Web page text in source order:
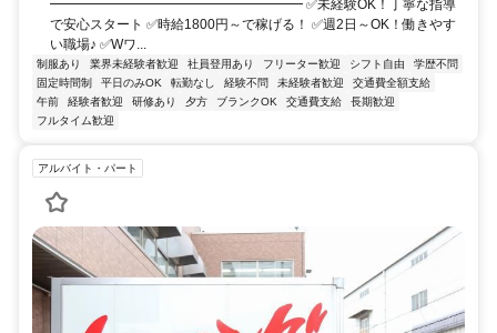
━━━━━━━━━━━━━━━━━━━ ✅未経験OK！丁寧な指導
で安心スタート ✅時給1800円～で稼げる！ ✅週2日～OK！働きやす
い職場♪ ✅Wワ...
制服あり 業界未経験者歓迎 社員登用あり フリーター歓迎 シフト自由
学歴不問
固定時間制
平日のみOK 転勤なし 経験不問 未経験者歓迎
交通費全額支給
午前
経験者歓迎 研修あり 夕方 ブランクOK 交通費支給
長期歓迎
フルタイム歓迎
アルバイト・パート